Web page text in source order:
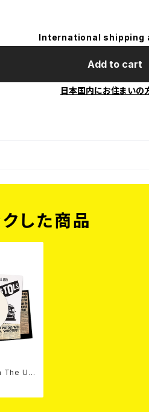
International shipping
Add to cart
日本国内にお住まいの
した商品
The U.
Viny